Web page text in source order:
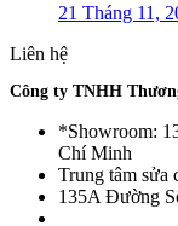
21 Tháng 11,
Liên hệ
Công ty TNHH
*Showroom:
Chí Minh
Trung tâm sửa
135A Đường